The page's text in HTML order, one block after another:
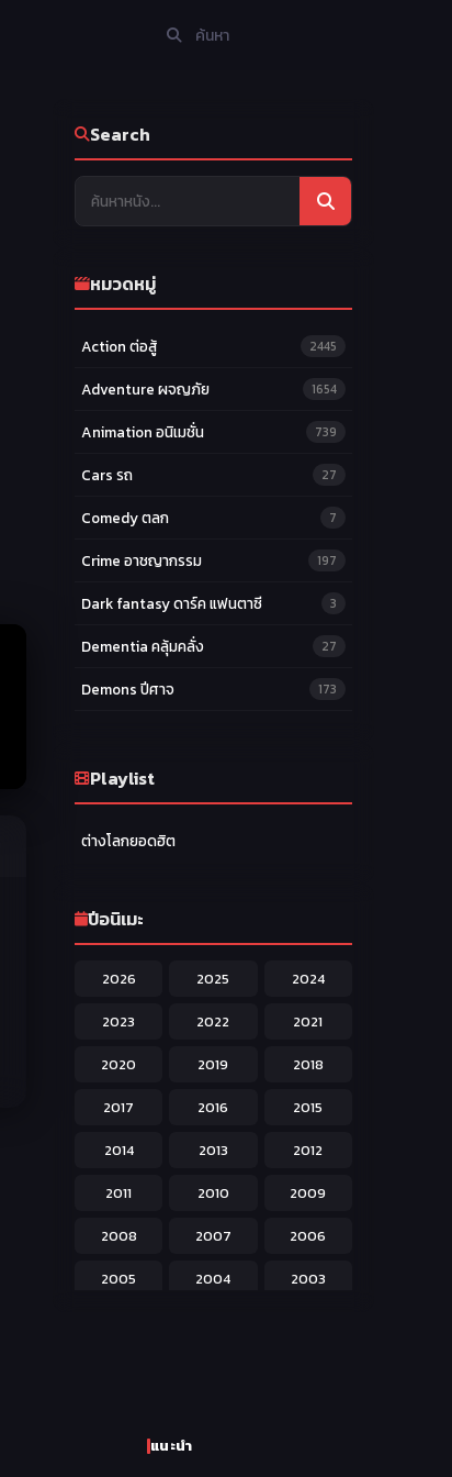
Search
หมวดหมู่
Action ต่อสู้ 2445
Adventure ผจญภัย 1654
Animation อนิเมชั่น 739
Cars รถ 27
Comedy ตลก 7
Crime อาชญากรรม 197
Dark fantasy ดาร์ค แฟนตาซี 3
Dementia คลุ้มคลั่ง 27
Demons ปีศาจ 173
Ecchi หื่น
Harem ฮาเร็ม 60
Hentai ลามก 42
Historical ประวัติศาสตร์
Horror หลอน
Isekai ต่างโลก 208
Josei สำหรับผู้หญิง
Kids สำหรับเด็ก 227
Magic เวทย์มนต์ 108
Martial Arts ศิลปะการต่อสู้ 38
Mystery ลึกลับ
Playlist
ต่างโลกยอดฮิต
ปีอนิเมะ
2026 2025 2024
2023 2022 2021
2020 2019 2018
2017 2016 2015
2014 2013 2012
2011 2010 2009
2008 2007 2006
2005 2004 2003
แนะนำ